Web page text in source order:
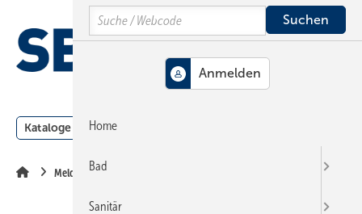
Hauptinhalt
Hauptmenü
SiteSearch
Kataloge Meldungen
Meldungen
Search
Home
Bad
Sanitär